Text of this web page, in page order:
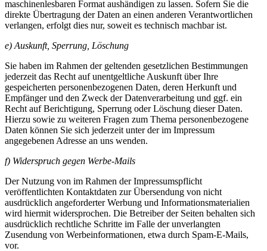
maschinenlesbaren Format aushändigen zu lassen. Sofern Sie die
direkte Übertragung der Daten an einen anderen Verantwortlichen
verlangen, erfolgt dies nur, soweit es technisch machbar ist.
e) Auskunft, Sperrung, Löschung
Sie haben im Rahmen der geltenden gesetzlichen Bestimmungen
jederzeit das Recht auf unentgeltliche Auskunft über Ihre
gespeicherten personenbezogenen Daten, deren Herkunft und
Empfänger und den Zweck der Datenverarbeitung und ggf. ein
Recht auf Berichtigung, Sperrung oder Löschung dieser Daten.
Hierzu sowie zu weiteren Fragen zum Thema personenbezogene
Daten können Sie sich jederzeit unter der im Impressum
angegebenen Adresse an uns wenden.
f) Widerspruch gegen Werbe-Mails
Der Nutzung von im Rahmen der Impressumspflicht
veröffentlichten Kontaktdaten zur Übersendung von nicht
ausdrücklich angeforderter Werbung und Informationsmaterialien
wird hiermit widersprochen. Die Betreiber der Seiten behalten sich
ausdrücklich rechtliche Schritte im Falle der unverlangten
Zusendung von Werbeinformationen, etwa durch Spam-E-Mails,
vor.